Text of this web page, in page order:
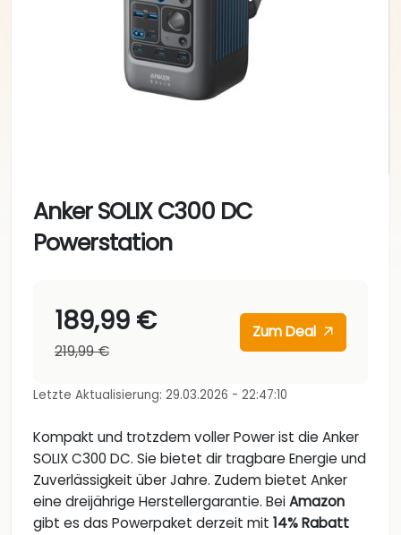
Anker SOLIX C300 DC
Powerstation
189,99 €
219,99 €
Zum Deal
Letzte Aktualisierung: 29.03.2026 - 22:47:10
Kompakt und trotzdem voller Power ist die Anker
SOLIX C300 DC. Sie bietet dir tragbare Energie und
Zuverlässigkeit über Jahre. Zudem bietet Anker
eine dreijährige Herstellergarantie. BeiAmazon
gibt es das Powerpaket derzeit mit 14% Rabatt